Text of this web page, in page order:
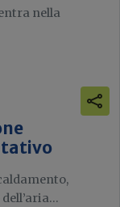
nella